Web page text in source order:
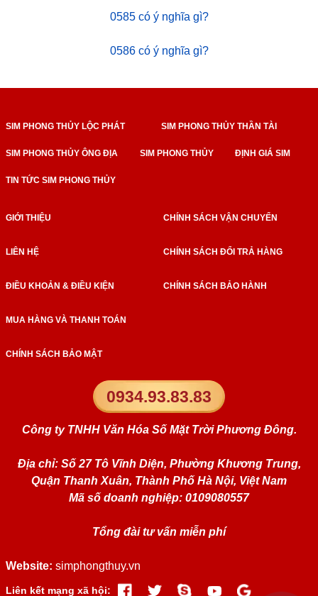
0585 có ý nghĩa gì?
0586 có ý nghĩa gì?
SIM PHONG THỦY LỘC PHÁT SIM PHONG THỦY THẦN TÀI
SIM PHONG THỦY ÔNG ĐỊA SIM PHONG THỦY ĐỊNH GIÁ SIM
TIN TỨC SIM PHONG THỦY
Website: simphongthuy.vn
Liên kết mạng xã hội:
0934.93.83.83
Công ty TNHH Văn Hóa Số Mặt Trời Phương Đông.
Địa chỉ: Số 27 Tô Vĩnh Diện, Phường Khương Trung,
Quận Thanh Xuân, Thành Phố Hà Nội, Việt Nam
Mã số doanh nghiệp: 0109080557
Tổng đài tư vấn miễn phí
GIỚI THIỆU
LIÊN HỆ
ĐIỀU KHOẢN & ĐIỀU KIỆN
MUA HÀNG VÀ THANH TOÁN
CHÍNH SÁCH BẢO MẬT
CHÍNH SÁCH VẬN CHUYỂN
CHÍNH SÁCH ĐỔI TRẢ HÀNG
CHÍNH SÁCH BẢO HÀNH